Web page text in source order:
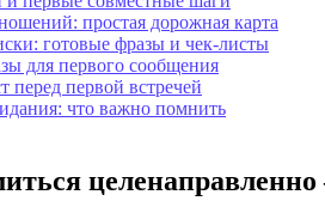
простая дорожная карта
готовые фразы и чек-листы
для первого сообщения
перед первой встречей
что важно помнить